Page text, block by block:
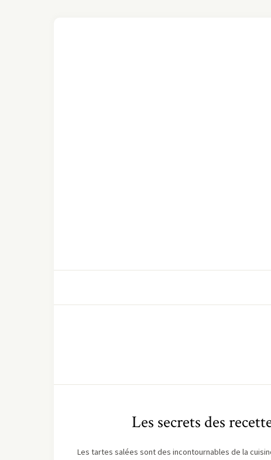
Les secrets des
Les tartes salées sont des incontournables de la